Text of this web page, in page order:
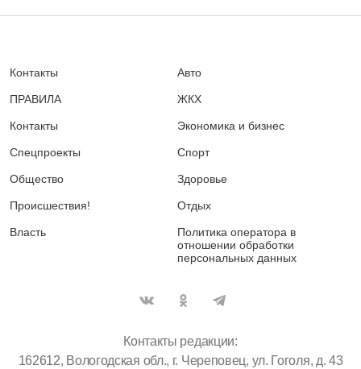
Контакты
ПРАВИЛА
Контакты
Спецпроекты
Общество
Происшествия!
Власть
Авто
ЖКХ
Экономика и бизнес
Спорт
Здоровье
Отдых
Политика оператора в
отношении обработки
персональных данных
Контакты редакции:
162612, Вологодская обл., г. Череповец, ул. Гоголя, д. 43